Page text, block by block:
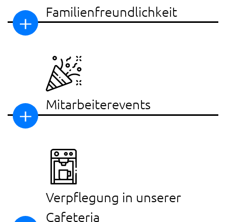
Familienfreundlichkeit
Mitarbeiterevents
Verpflegung in unserer
Cafeteria